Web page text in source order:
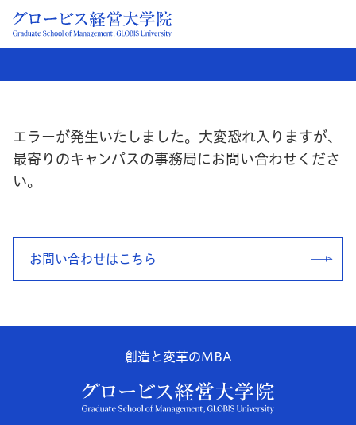
エラーが発生いたしました。大変恐れ入りますが、
最寄りのキャンパスの事務局にお問い合わせくださ
い。
お問い合わせはこちら
創造と変革のMBA